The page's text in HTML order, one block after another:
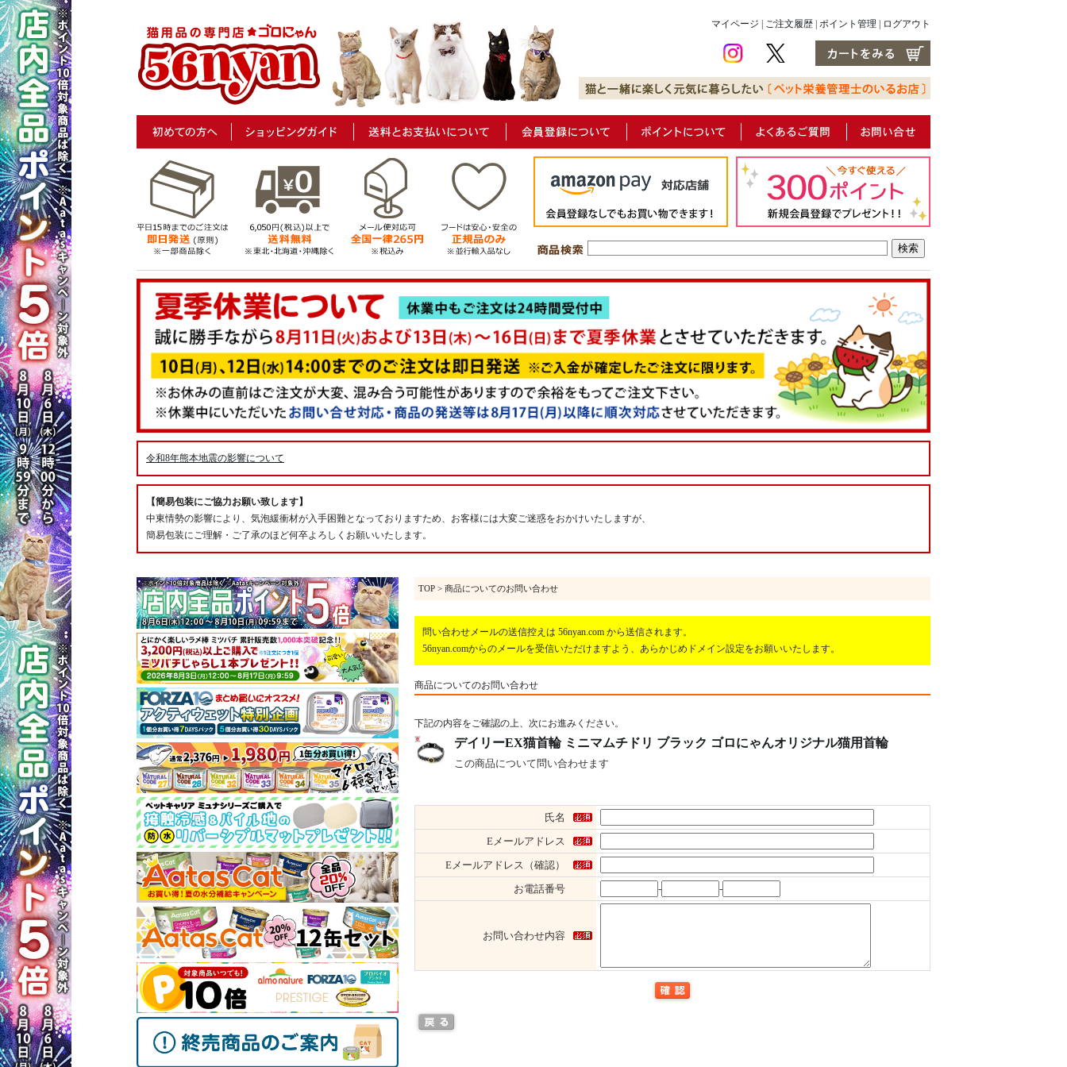
マイページ ご注文履歴 ポイント管理 ログアウト
令和8年熊本地震の影響について
【簡易包装にご協力お願い致します】
中東情勢の影響により、気泡緩衝材が入手困難となっておりますため、お客様には大変ご迷惑をおかけいたしますが、
簡易包装にご理解・ご了承のほど何卒よろしくお願いいたします。
TOP > 商品についてのお問い合わせ
問い合わせメールの送信控えは 56nyan.com から送信されます。
56nyan.comからのメールを受信いただけますよう、あらかじめドメイン設定をお願いいたします。
商品についてのお問い合わせ
下記の内容をご確認の上、次にお進みください。
デイリーEX猫首輪 ミニマムチドリ ブラック ゴロにゃんオリジナル猫用首輪
この商品について問い合わせます
氏名
Eメールアドレス
Eメールアドレス（確認）
お電話番号
- -
お問い合わせ内容